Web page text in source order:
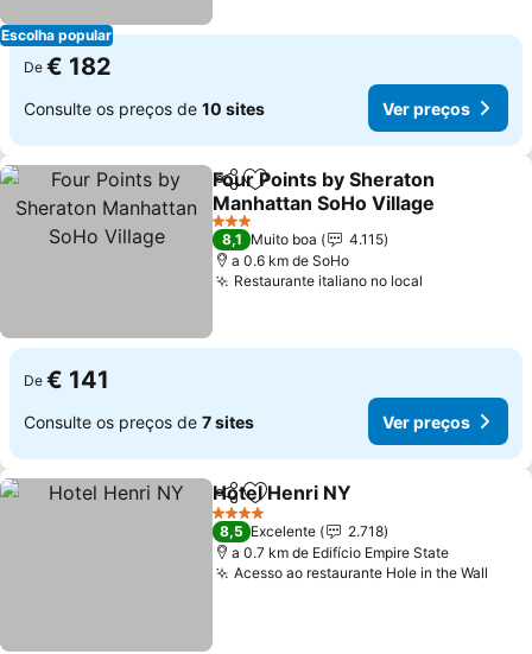
Escolha popular
De € 182
Consulte os preços de 10 sites Ver preços
PartilharAdicionar aos favoritos
Four Points by Sheraton
Manhattan SoHo Village
3 Estrelas
8,1 Muito boa
4.115
a 0.6 km de SoHo
Restaurante italiano no local
De € 141
Consulte os preços de 7 sites Ver preços
PartilharAdicionar aos favoritos
Hotel Henri NY
4 Estrelas
8,5 Excelente
2.718
a 0.7 km de Edifício Empire State
Acesso ao restaurante Hole in the Wall